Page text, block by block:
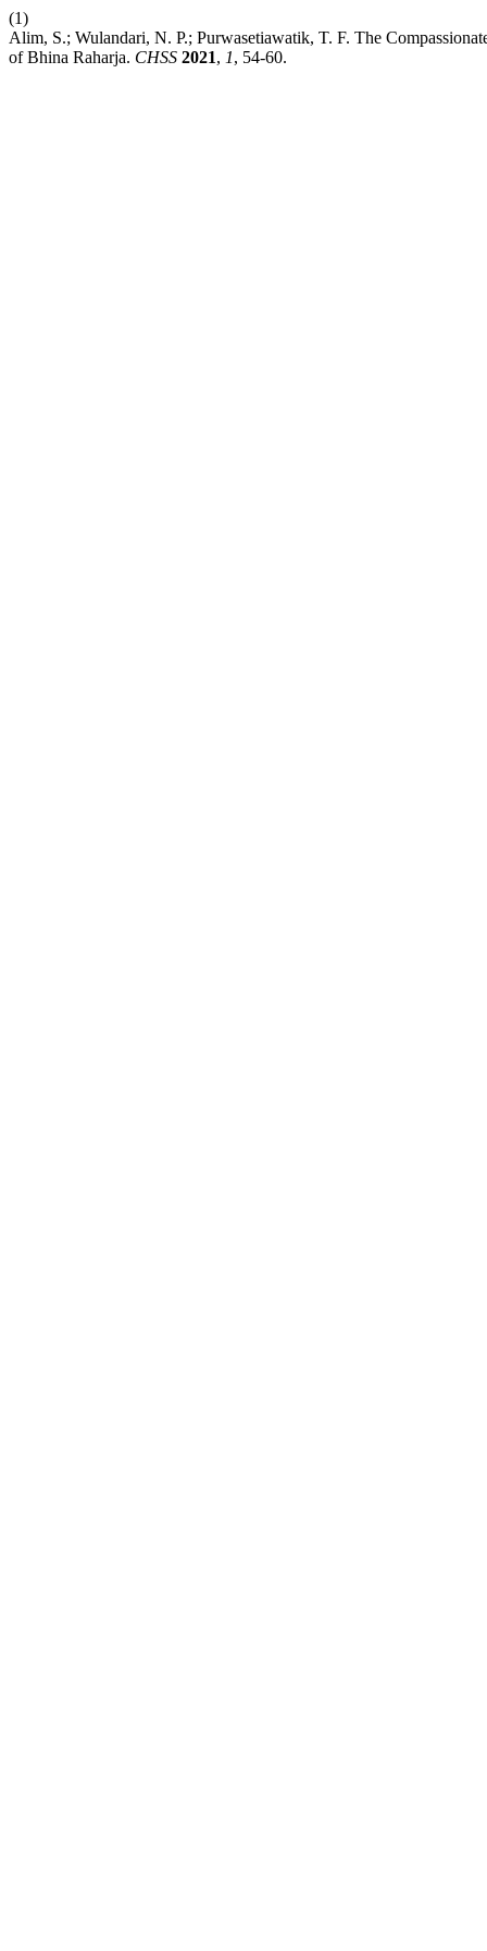
(1)
Alim, S.; Wulandari, N. P.; Purwasetiawatik, T. F. The
of Bhina Raharja. CHSS 2021, 1, 54-60.